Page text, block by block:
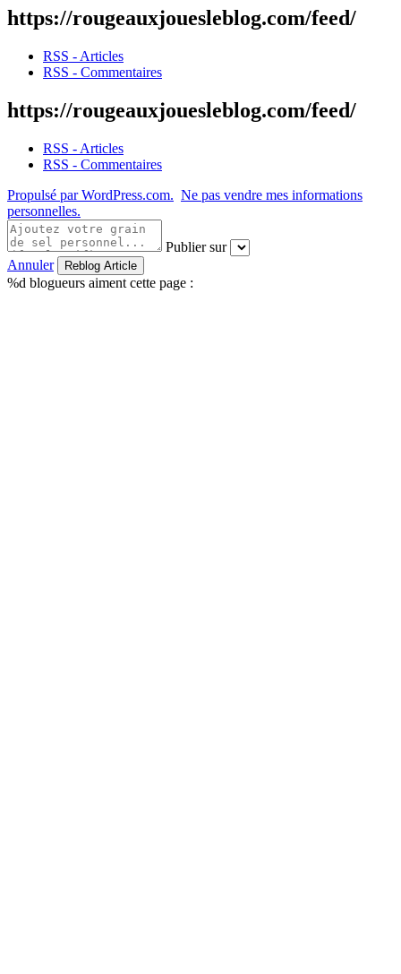
https://rougeauxjouesleblog.com/feed/
RSS - Articles
RSS - Commentaires
https://rougeauxjouesleblog.com/feed/
RSS - Articles
RSS - Commentaires
Propulsé par WordPress.com. Ne pas vendre mes informations
personnelles.
Publier sur
Annuler
%d blogueurs aiment cette page :